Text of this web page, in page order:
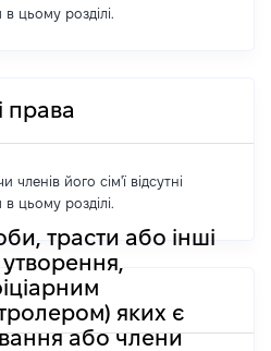
цьому розділі.
права
членів його сім'ї відсутні
цьому розділі.
трасти або інші
утворення,
яких є
або члени